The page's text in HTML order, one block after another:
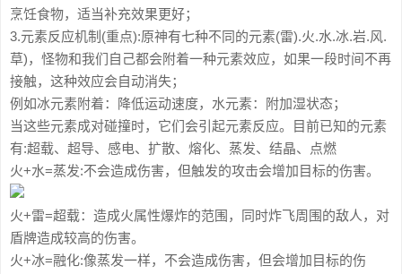
烹饪食物，适当补充效果更好；
3.元素反应机制(重点):原神有七种不同的元素(雷).火.水.冰.岩.风.
草)，怪物和我们自己都会附着一种元素效应，如果一段时间不再
接触，这种效应会自动消失；
例如冰元素附着：降低运动速度，水元素：附加湿状态；
当这些元素成对碰撞时，它们会引起元素反应。目前已知的元素
有:超载、超导、感电、扩散、熔化、蒸发、结晶、点燃
火+水=蒸发:不会造成伤害，但触发的攻击会增加目标的伤害。
火+雷=超载：造成火属性爆炸的范围，同时炸飞周围的敌人，对
盾牌造成较高的伤害。
火+冰=融化:像蒸发一样，不会造成伤害，但会增加目标的伤